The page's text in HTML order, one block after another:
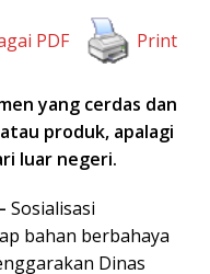
PDF Print
yang cerdas dan
produk, apalagi
luar negeri.
Sosialisasi
bahan berbahaya
Dinas